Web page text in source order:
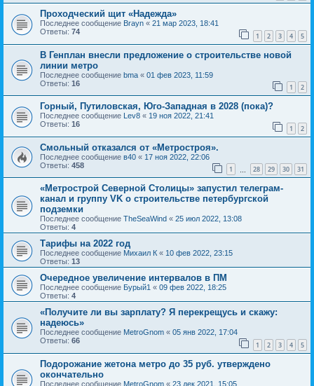
Проходческий щит «Надежда»
Последнее сообщение Brayn « 21 мар 2023, 18:41
Ответы: 74 1 2 3 4 5
В Генплан внесли предложение о строительстве новой
линии метро
Последнее сообщение bma « 01 фев 2023, 11:59
Ответы: 16 1 2
Горный, Путиловская, Юго-Западная в 2028 (пока)?
Последнее сообщение Lev8 « 19 ноя 2022, 21:41
Ответы: 16 1 2
Смольный отказался от «Метростроя».
Последнее сообщение в40 « 17 ноя 2022, 22:06
Ответы: 458 1 28 29 30 31
«Метрострой Северной Столицы» запустил телеграм-
канал и группу VK о строительстве петербургской
подземки
Последнее сообщение TheSeaWind « 25 июл 2022, 13:08
Ответы: 4
Тарифы на 2022 год
Последнее сообщение Михаил К « 10 фев 2022, 23:15
Ответы: 13
Очередное увеличение интервалов в ПМ
Последнее сообщение Бурый1 « 09 фев 2022, 18:25
Ответы: 4
«Получите ли вы зарплату? Я перекрещусь и скажу:
надеюсь»
Последнее сообщение MetroGnom « 05 янв 2022, 17:04
Ответы: 66 1 2 3 4 5
Подорожание жетона метро до 35 руб. утверждено
окончательно
Последнее сообщение MetroGnom « 23 дек 2021, 15:05